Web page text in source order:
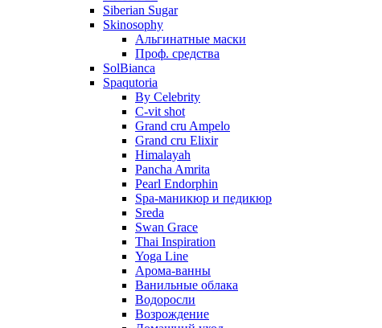
Siberian Sugar
Skinosophy
Альгинатные маски
Проф. средства
SolBianca
Spaqutoria
By Celebrity
C-vit shot
Grand cru Ampelo
Grand сru Elixir
Himalayah
Pancha Amrita
Pearl Endorphin
Spa-маникюр и педикюр
Sreda
Swan Grace
Thai Inspiration
Yoga Line
Арома-ванны
Ванильные облака
Водоросли
Возрождение